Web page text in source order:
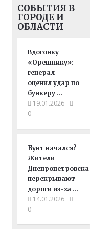
СОБЫТИЯ В
ГОРОДЕ И
ОБЛАСТИ
Вдогонку
«Орешнику»:
генерал
оценил удар по
бункеру …
19.01.2026
0
Бунт начался?
Жители
Днепропетровска
перекрывают
дороги из-за …
14.01.2026
0